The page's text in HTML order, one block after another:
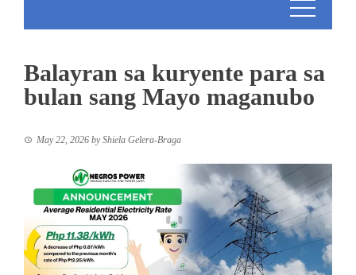
Balayran sa kuryente para sa
bulan sang Mayo maganubo
May 22, 2026 byShiela Gelera-Braga